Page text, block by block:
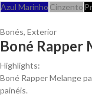
Azul Marinho Cinzento
Bonés, Exterior
Boné Rapper
Highlights:
Boné Rapper Melange
painéis.